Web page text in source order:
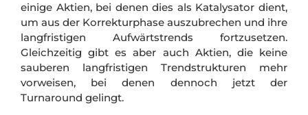
einige Aktien, bei denen dies als Katalysator dient,
um aus der Korrekturphase auszubrechen und ihre
langfristigen Aufwärtstrends fortzusetzen.
Gleichzeitig gibt es aber auch Aktien, die keine
sauberen langfristigen Trendstrukturen mehr
vorweisen, bei denen dennoch jetzt der
Turnaround gelingt.